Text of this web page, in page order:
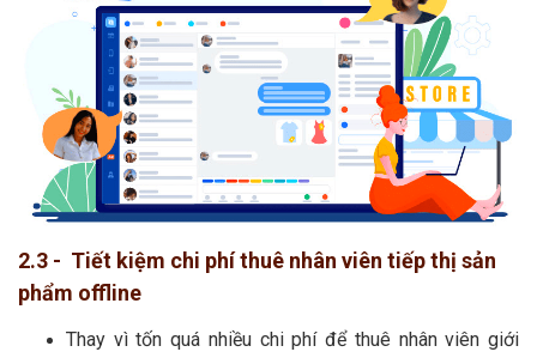
2.3 - Tiết kiệm chi phí thuê nhân viên tiếp thị sản
phẩm offline
Thay vì tốn quá nhiều chi phí để thuê nhân viên giới